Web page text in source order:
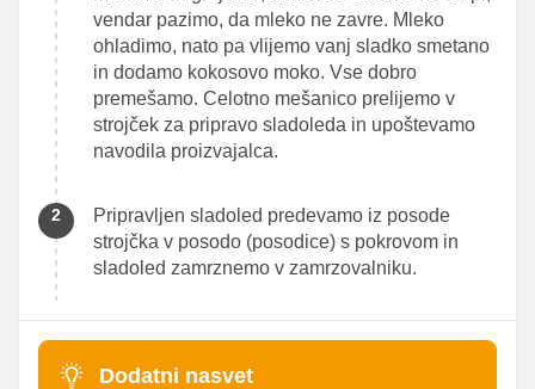
vendar pazimo, da mleko ne zavre. Mleko
ohladimo, nato pa vlijemo vanj sladko smetano
in dodamo kokosovo moko. Vse dobro
premešamo. Celotno mešanico prelijemo v
strojček za pripravo sladoleda in upoštevamo
navodila proizvajalca.
Pripravljen sladoled predevamo iz posode
strojčka v posodo (posodice) s pokrovom in
sladoled zamrznemo v zamrzovalniku.
Dodatni nasvet